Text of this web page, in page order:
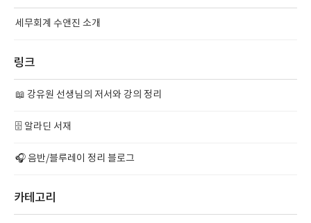
세무회계 수앤진 소개
링크
📖 강유원 선생님의 저서와 강의 정리
🗄️ 알라딘 서재
🎧 음반/블루레이 정리 블로그
카테고리